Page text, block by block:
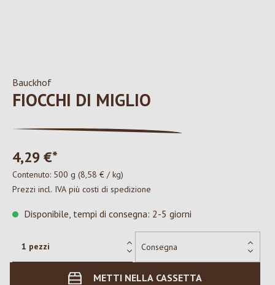
Bauckhof
FIOCCHI DI MIGLIO
4,29 €*
Contenuto: 500 g (8,58 € / kg)
Prezzi incl. IVA più costi di spedizione
Disponibile, tempi di consegna: 2-5 giorni
METTI NELLA CASSETTA